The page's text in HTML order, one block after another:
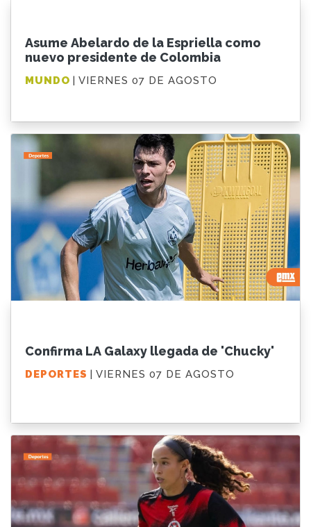
Asume Abelardo de la Espriella como
nuevo presidente de Colombia
MUNDO | VIERNES 07 DE AGOSTO
Confirma LA Galaxy llegada de 'Chucky'
DEPORTES | VIERNES 07 DE AGOSTO